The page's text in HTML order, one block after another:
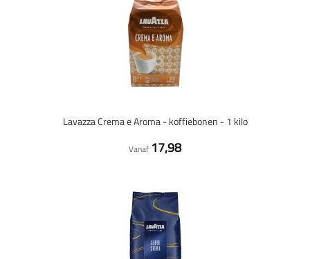
Lavazza Crema e Aroma - koffiebonen - 1 kilo
Vanaf 17,98